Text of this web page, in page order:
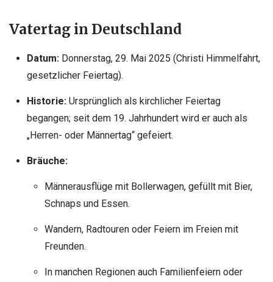
Vatertag in Deutschland
Datum:Donnerstag, 29. Mai 2025 (Christi Himmelfahrt,
gesetzlicher Feiertag).
Historie:Ursprünglich als kirchlicher Feiertag
begangen; seit dem 19. Jahrhundert wird er auch als
„Herren- oder Männertag“ gefeiert.
Bräuche:
Männerausflüge mit Bollerwagen, gefüllt mit Bier,
Schnaps und Essen.
Wandern, Radtouren oder Feiern im Freien mit
Freunden.
In manchen Regionen auch Familienfeiern oder